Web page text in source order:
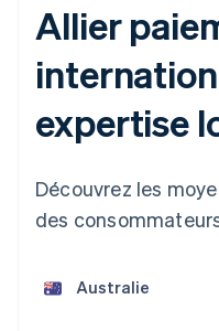
Allier
expertise
Découvrez les
des
Allemagne